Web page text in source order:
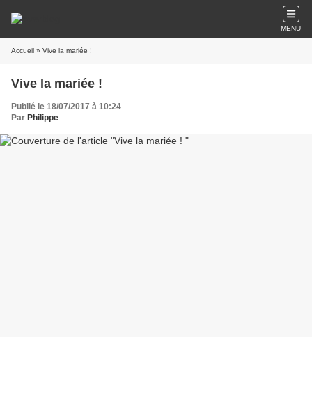
MENU
Accueil » Vive la mariée !
Vive la mariée !
Publié le 18/07/2017 à 10:24
Par Philippe